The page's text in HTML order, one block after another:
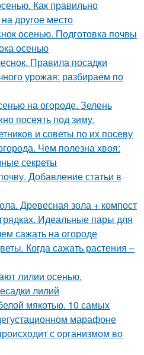
Как правильно
другое место
осенью. Подготовка почвы
осенью
Правила посадки
урожая: разбираем по
на огороде. Зелень
посеять под зиму.
и советы по их посеву
Чем полезна хвоя:
секреты
Добавление статьи в
Древесная зола + компост
Идеальные пары для
сажать на огороде
Когда сажать растения –
лилии осенью.
лилий
мякотью. 10 самых
марафоне
с организмом во